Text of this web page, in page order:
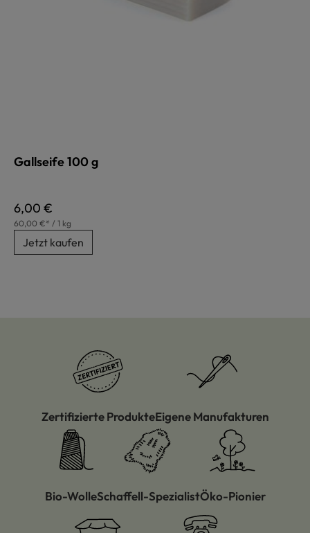
Gallseife 100 g
Regulärer Preis:
6,00 €
60,00 €* / 1 kg
Jetzt kaufen
Zertifizierte ProdukteEigene Manufakturen
Bio-WolleSchaffell-SpezialistÖko-Pionier